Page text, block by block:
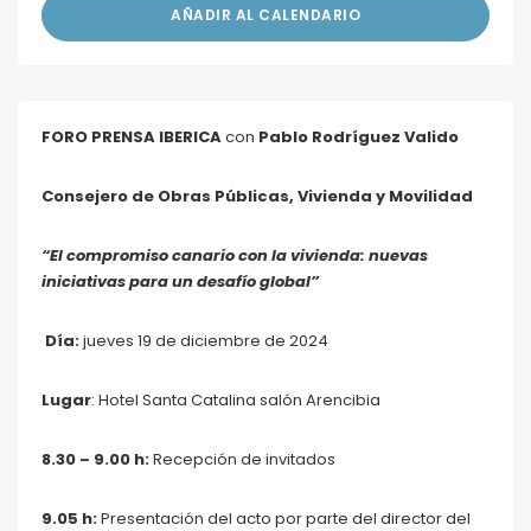
AÑADIR AL CALENDARIO
FORO PRENSA IBERICAcon Pablo Rodríguez Valido
Consejero de Obras Públicas, Vivienda y Movilidad
“El compromiso canario con la vivienda: nuevas
iniciativas para un desafío global”
Día:jueves 19 de diciembre de 2024
Lugar: Hotel Santa Catalina salón Arencibia
8.30 – 9.00 h:Recepción de invitados
9.05 h:Presentación del acto por parte del director del